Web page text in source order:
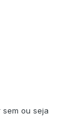
ou seja